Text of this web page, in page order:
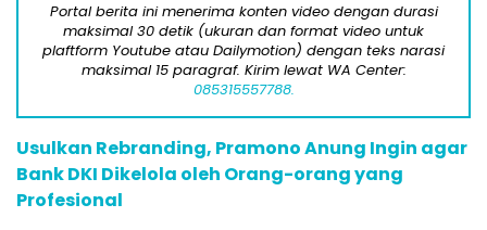
Portal berita ini menerima konten video dengan durasi
maksimal 30 detik (ukuran dan format video untuk
plaftform Youtube atau Dailymotion) dengan teks narasi
maksimal 15 paragraf. Kirim lewat WA Center:
085315557788.
Usulkan Rebranding, Pramono Anung Ingin agar
Bank DKI Dikelola oleh Orang-orang yang
Profesional